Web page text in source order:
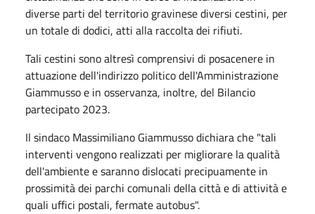
diverse parti del territorio gravinese diversi cestini, per
un totale di dodici, atti alla raccolta dei rifiuti.
Tali cestini sono altresì comprensivi di posacenere in
attuazione dell'indirizzo politico dell'Amministrazione
Giammusso e in osservanza, inoltre, del Bilancio
partecipato 2023.
Il sindaco Massimiliano Giammusso dichiara che "tali
interventi vengono realizzati per migliorare la qualità
dell'ambiente e saranno dislocati precipuamente in
prossimità dei parchi comunali della città e di attività e
quali uffici postali, fermate autobus".